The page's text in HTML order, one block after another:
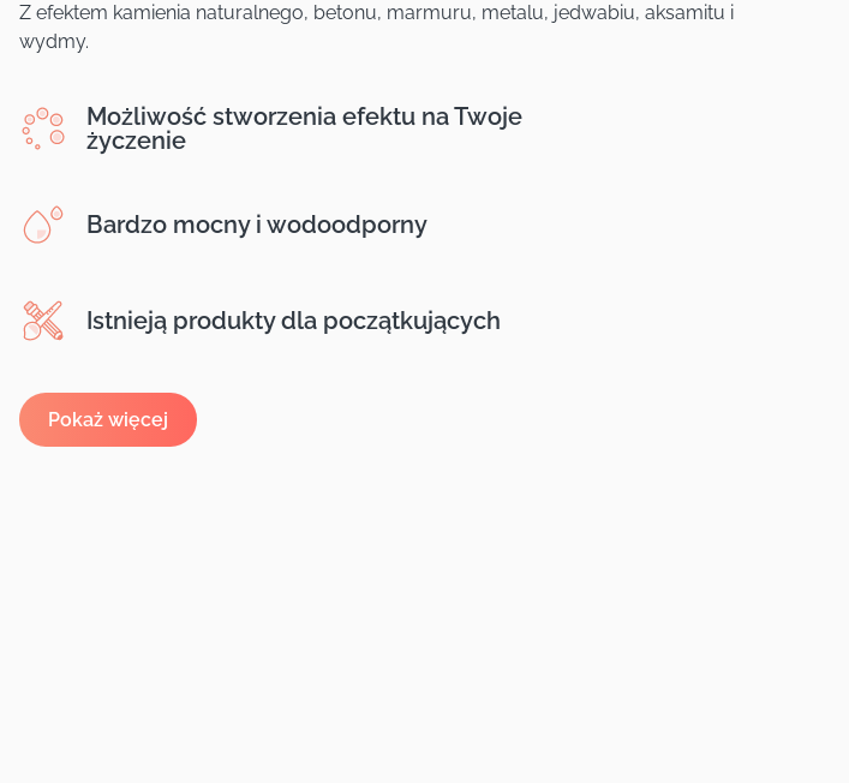
Z efektem kamienia naturalnego, betonu, marmuru, metalu, jedwabiu, aksamitu i
wydmy.
Możliwość stworzenia efektu na Twoje
życzenie
Bardzo mocny i wodoodporny
Istnieją produkty dla początkujących
Pokaż więcej